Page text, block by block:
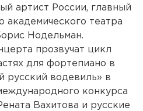
артист России, главный
театра
Нодельман.
прозвучат цикл
для фортепиано в
русский водевиль» в
конкурса
Вахитова и русские